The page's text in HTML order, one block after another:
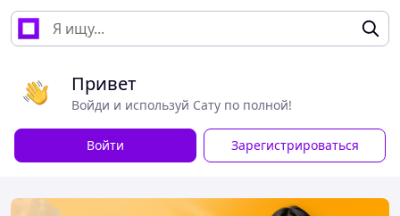
Привет
Войди и используй Сату по полной!
Войти Зарегистрироваться